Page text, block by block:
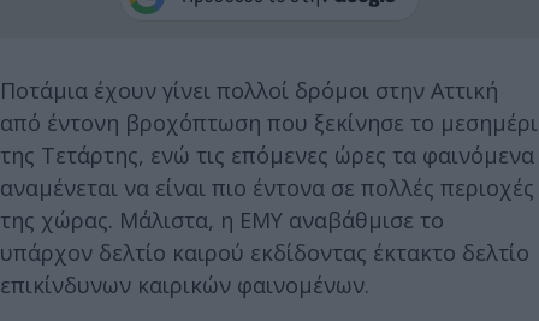
Ποτάμια έχουν γίνει πολλοί δρόμοι στην Αττική
από έντονη βροχόπτωση που ξεκίνησε το μεσημέρι
της Τετάρτης, ενώ τις επόμενες ώρες τα φαινόμενα
αναμένεται να είναι πιο έντονα σε πολλές περιοχές
της χώρας. Μάλιστα, η ΕΜΥ αναβάθμισε το
υπάρχον δελτίο καιρού εκδίδοντας έκτακτο δελτίο
επικίνδυνων καιρικών φαινομένων.